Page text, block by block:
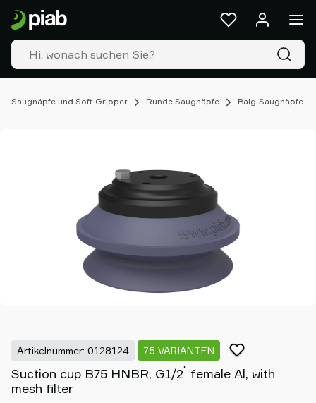
Saugnäpfe und Soft-Gripper Runde Saugnäpfe Balg-Saugnäpfe
Artikelnummer: 0128124 75 VARIANTEN
Suction cup B75 HNBR, G1/2" female Al, with
mesh filter
Produkte
&
Lösungen
Industrien
Unsere
Ressourcen